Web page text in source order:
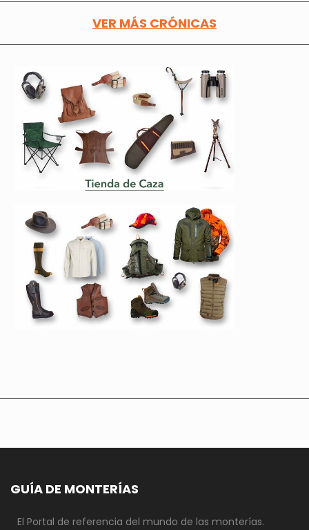
VER MÁS CRÓNICAS
GUÍA DE MONTERÍAS
El Portal de referencia del mundo de las monterías.